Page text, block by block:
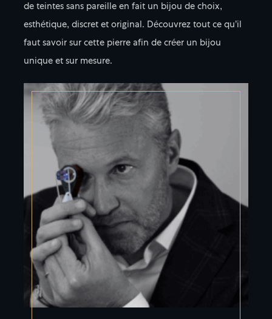
de teintes sans pareille en fait un bijou de choix,
esthétique, discret et original. Découvrez tout ce qu’il
faut savoir sur cette pierre afin de créer un bijou
unique et sur mesure.